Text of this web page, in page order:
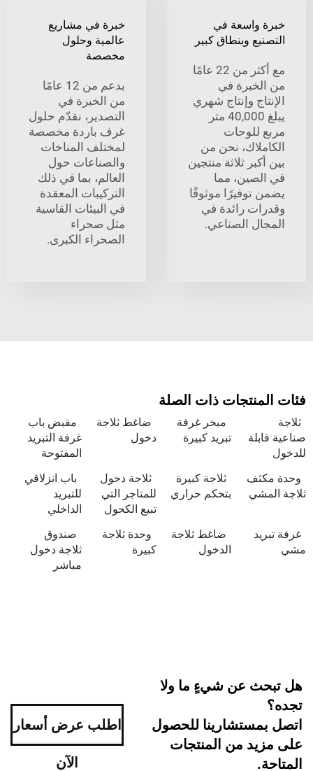
في
وبنطاق كبير
مع أكثر من 22 عامًا
في
وإنتاج شهري
يبلغ 40,000 متر
نحن من
ثلاثة منتجين
مما
موثوقًا
رائدة في
الصناعي.
خبرة في مشاريع
عالمية وحلول
بدعم من 12 عامًا
من الخبرة في
التصدير، نقدّم حلول
غرف باردة مخصصة
لمختلف المناخات
والصناعات حول
العالم، بما في ذلك
التركيبات المعقدة
في البيئات القاسية
مثل صحراء
الصحراء الكبرى.
ذات الصلة
مبخر غرفة
تبريد كبيرة
ضاغط ثلاجة
دخول
مقبض باب
غرفة التبريد
ثلاجة كبيرة
بتحكم حراري
ثلاجة دخول
للمتاجر التي
باب انزلاقي
للتبريد
الداخلي
ضاغط ثلاجة
الدخول
وحدة ثلاجة
كبيرة
صندوق
ثلاجة دخول
عن شيءٍ ما ولا
للحصول
من المنتجات
اطلب عرض أسعار